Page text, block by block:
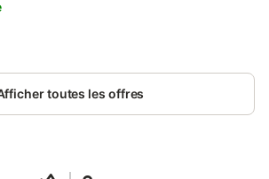
and is set 43 km from Lascaux.
toutes les offres